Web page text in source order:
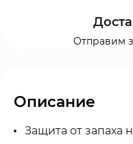
Отправим
Описание
Защита от запаха